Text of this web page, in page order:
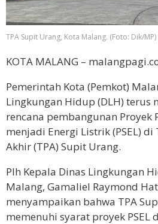
TPA Supit Urang, Kota Malang. (Foto: Dik/MP)
KOTA MALANG –
Pemerintah Kota (Pemkot)
Lingkungan Hidup (DLH) terus
rencana pembangunan Proyek
menjadi Energi Listrik (PSEL)
Akhir (TPA) Supit Urang.
Plh Kepala Dinas Lingkungan
Malang, Gamaliel Raymond
menyampaikan bahwa TPA
memenuhi syarat proyek PSEL